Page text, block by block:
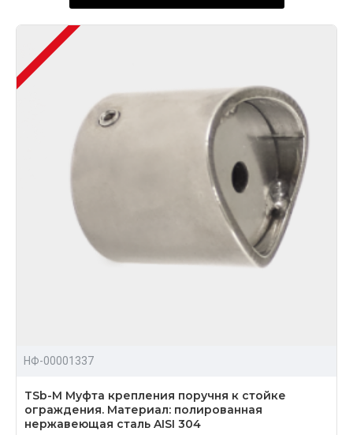
НФ-00001337
TSb-M Муфта крепления поручня к стойке
ограждения. Материал: полированная
нержавеющая сталь AISI 304